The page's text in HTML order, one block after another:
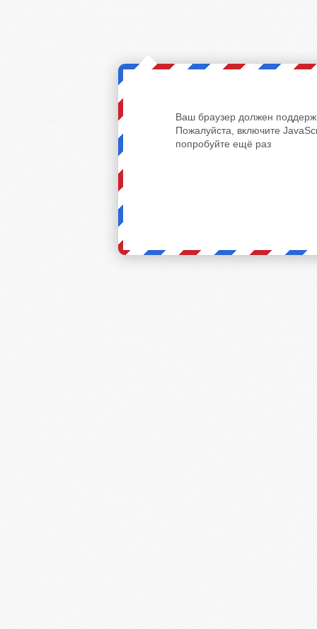
Ваш браузер должен
Пожалуйста, включите
попробуйте ещё раз